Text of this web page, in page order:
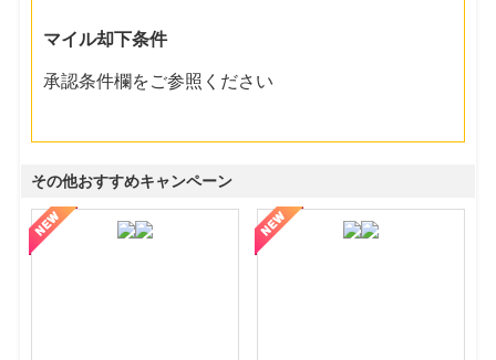
マイル却下条件
承認条件欄をご参照ください
その他おすすめキャンペーン